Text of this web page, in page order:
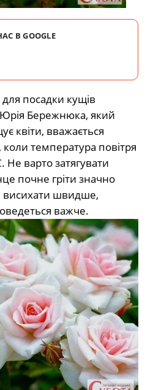
В GOOGLE
посадки кущів
Бережнюка, який
квіти, вважається
температура повітря
Не варто затягувати
почне гріти значно
висихати швидше,
важче.